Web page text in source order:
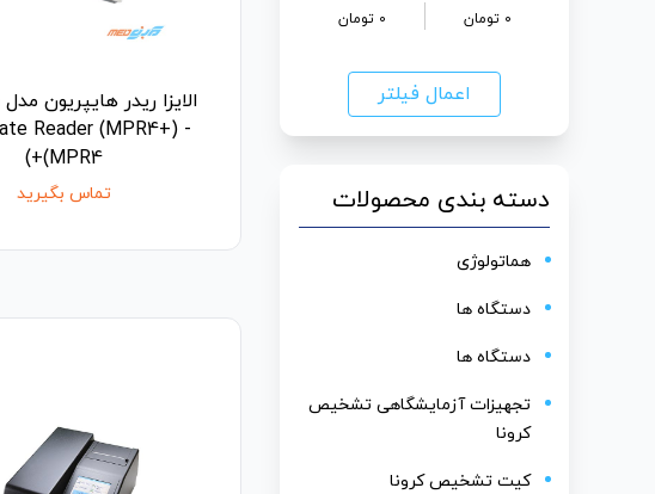
0 تومان 0 تومان
اعمال فیلتر
دسته بندی محصولات
هماتولوژی
دستگاه ها
دستگاه ها
تجهیزات آزمایشگاهی تشخیص
کرونا
کیت تشخیص کرونا
Reader (MPR4+) -
(MPR4+)
تماس بگیرید